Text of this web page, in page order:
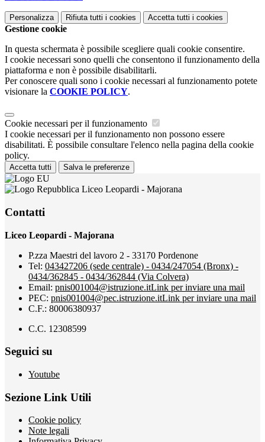
Personalizza Rifiuta tutti i cookies Accetta tutti i cookies
Gestione cookie
In questa schermata è possibile scegliere quali cookie consentire.
I cookie necessari sono quelli che consentono il funzionamento della
piattaforma e non è possibile disabilitarli.
Per conoscere quali sono i cookie necessari al funzionamento potete
visionare la COOKIE POLICY.
Cookie necessari per il funzionamento
I cookie necessari per il funzionamento non possono essere
disabilitati. È possibile consultare l'elenco nella pagina della cookie
policy.
Accetta tutti Salva le preferenze
Liceo Leopardi - Majorana
Contatti
Liceo Leopardi - Majorana
P.zza Maestri del lavoro 2 - 33170 Pordenone
Tel: 043427206 (sede centrale) - 0434/247054 (Bronx) -
0434/362845 - 0434/362844 (Via Colvera)
Email: pnis001004@istruzione.itLink per inviare una mail
PEC: pnis001004@pec.istruzione.itLink per inviare una mail
C.F.: 80006380937
C.C. 12308599
Seguici su
Youtube
Sezione Link Utili
Cookie policy
Note legali